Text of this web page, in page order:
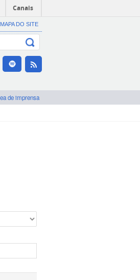
Canais
MAPA DO SITE
de imprensa